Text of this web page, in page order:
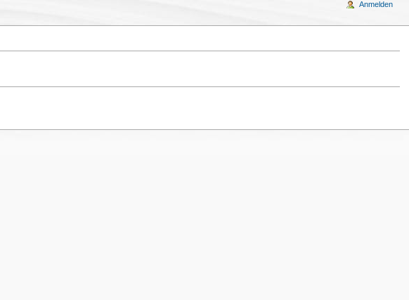
Anmelden